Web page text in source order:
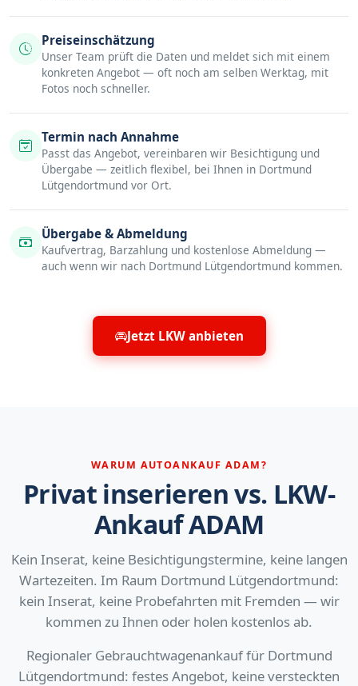
Preiseinschätzung
Unser Team prüft die Daten und meldet sich mit einem
konkreten Angebot — oft noch am selben Werktag, mit
Fotos noch schneller.
Termin nach Annahme
Passt das Angebot, vereinbaren wir Besichtigung und
Übergabe — zeitlich flexibel, bei Ihnen in Dortmund
Lütgendortmund vor Ort.
Übergabe & Abmeldung
Kaufvertrag, Barzahlung und kostenlose Abmeldung —
auch wenn wir nach Dortmund Lütgendortmund kommen.
Jetzt LKW anbieten
WARUM AUTOANKAUF ADAM?
Privat inserieren vs. LKW-
Ankauf ADAM
Kein Inserat, keine Besichtigungstermine, keine langen
Wartezeiten. Im Raum Dortmund Lütgendortmund:
kein Inserat, keine Probefahrten mit Fremden — wir
kommen zu Ihnen oder holen kostenlos ab.
Regionaler Gebrauchtwagenankauf für Dortmund
Lütgendortmund: festes Angebot, keine versteckten